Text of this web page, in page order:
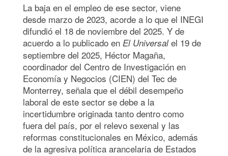
La baja en el empleo de ese sector, viene
desde marzo de 2023, acorde a lo que el INEGI
difundió el 18 de noviembre del 2025. Y de
acuerdo a lo publicado en El Universalel 19 de
septiembre del 2025, Héctor Magaña,
coordinador del Centro de Investigación en
Economía y Negocios (CIEN) del Tec de
Monterrey, señala que el débil desempeño
laboral de este sector se debe a la
incertidumbre originada tanto dentro como
fuera del país, por el relevo sexenal y las
reformas constitucionales en México, además
de la agresiva política arancelaria de Estados